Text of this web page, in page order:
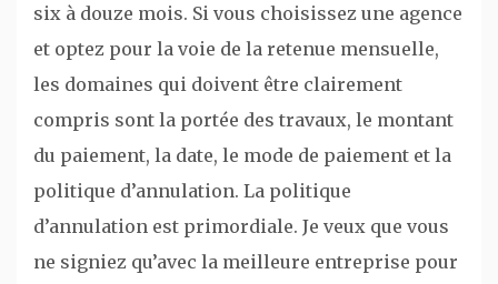
six à douze mois. Si vous choisissez une agence
et optez pour la voie de la retenue mensuelle,
les domaines qui doivent être clairement
compris sont la portée des travaux, le montant
du paiement, la date, le mode de paiement et la
politique d’annulation. La politique
d’annulation est primordiale. Je veux que vous
ne signiez qu’avec la meilleure entreprise pour